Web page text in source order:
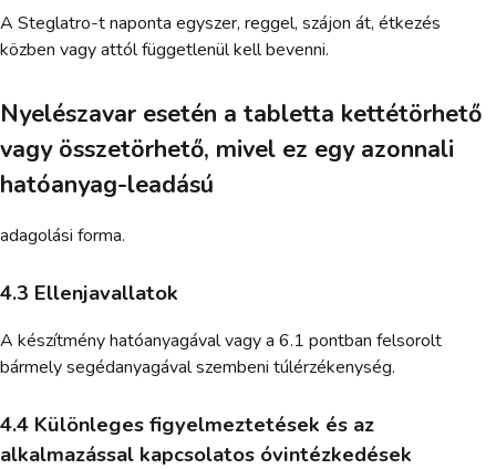
A Steglatro-t naponta egyszer, reggel, szájon át, étkezés
közben vagy attól függetlenül kell bevenni.
Nyelészavar esetén a tabletta kettétörhető
vagy összetörhető, mivel ez egy azonnali
hatóanyag-leadású
adagolási forma.
4.3 Ellenjavallatok
A készítmény hatóanyagával vagy a 6.1 pontban felsorolt
bármely segédanyagával szembeni túlérzékenység.
4.4 Különleges figyelmeztetések és az
alkalmazással kapcsolatos óvintézkedések